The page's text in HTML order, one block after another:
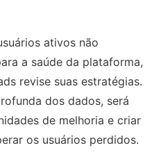
ativos não
a saúde da plataforma,
revise suas estratégias.
dos dados, será
de melhoria e criar
os usuários perdidos.